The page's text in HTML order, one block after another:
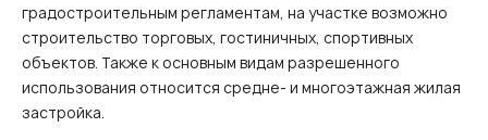
градостроительным регламентам, на участке возможно
строительство торговых, гостиничных, спортивных
объектов. Также к основным видам разрешенного
использования относится средне- и многоэтажная жилая
застройка.